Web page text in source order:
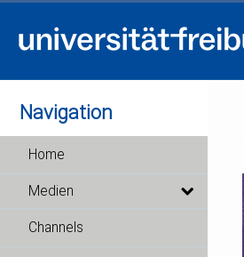
Navigation
Home
Medien
Channels